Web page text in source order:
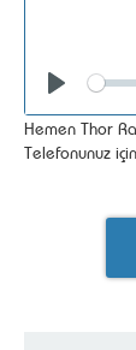
Seek
Hemen Thor
Telefonunuz